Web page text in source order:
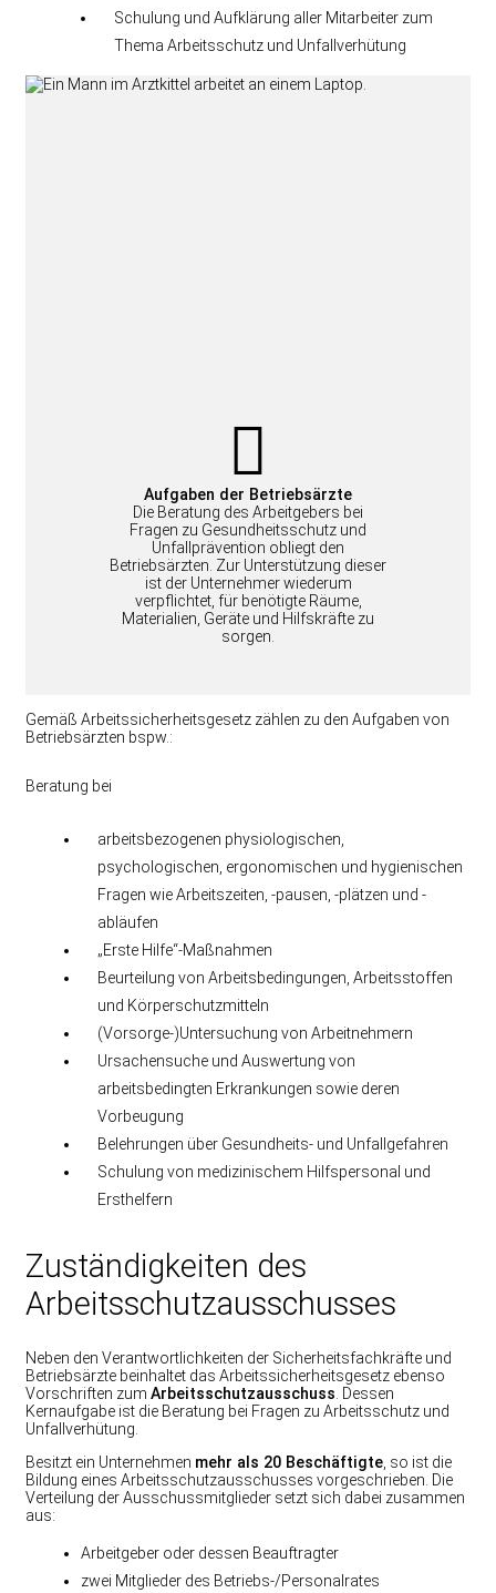
Schulung und Aufklärung aller Mitarbeiter zum
Thema Arbeitsschutz und Unfallverhütung
Aufgaben der Betriebsärzte
Die Beratung des Arbeitgebers bei
Fragen zu Gesundheitsschutz und
Unfallprävention obliegt den
Betriebsärzten. Zur Unterstützung dieser
ist der Unternehmer wiederum
verpflichtet, für benötigte Räume,
Materialien, Geräte und Hilfskräfte zu
sorgen.
Gemäß Arbeitssicherheitsgesetz zählen zu den Aufgaben von
Betriebsärzten bspw.:
Beratung bei
arbeitsbezogenen physiologischen,
psychologischen, ergonomischen und hygienischen
Fragen wie Arbeitszeiten, -pausen, -plätzen und -
abläufen
„Erste Hilfe“-Maßnahmen
Beurteilung von Arbeitsbedingungen, Arbeitsstoffen
und Körperschutzmitteln
(Vorsorge-)Untersuchung von Arbeitnehmern
Ursachensuche und Auswertung von
arbeitsbedingten Erkrankungen sowie deren
Vorbeugung
Belehrungen über Gesundheits- und Unfallgefahren
Schulung von medizinischem Hilfspersonal und
Ersthelfern
Zuständigkeiten des
Arbeitsschutzausschusses
Neben den Verantwortlichkeiten der Sicherheitsfachkräfte und
Betriebsärzte beinhaltet das Arbeitssicherheitsgesetz ebenso
Vorschriften zum Arbeitsschutzausschuss . Dessen
Kernaufgabe ist die Beratung bei Fragen zu Arbeitsschutz und
Unfallverhütung.
Besitzt ein Unternehmen mehr als 20 Beschäftigte , so ist die
Bildung eines Arbeitsschutzausschusses vorgeschrieben. Die
Verteilung der Ausschussmitglieder setzt sich dabei zusammen
aus:
Arbeitgeber oder dessen Beauftragter
zwei Mitglieder des Betriebs-/Personalrates